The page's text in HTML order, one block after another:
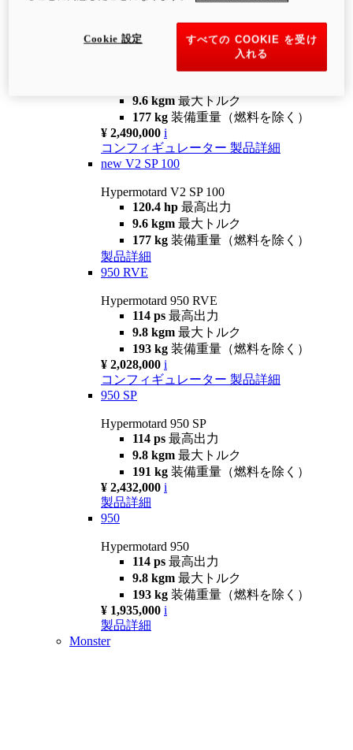
コンフィギュレーター 製品詳細
newV2 SP
Hypermotard V2 SP
9.6 kgm 最大トルク
177 kg 装備重量（燃料を除く）
¥ 2,490,000 i
コンフィギュレーター 製品詳細
new V2 SP 100
Hypermotard V2 SP 100
120.4 hp 最高出力
9.6 kgm 最大トルク
177 kg 装備重量（燃料を除く）
製品詳細
950 RVE
Hypermotard 950 RVE
114 ps 最高出力
9.8 kgm 最大トルク
193 kg 装備重量（燃料を除く）
¥ 2,028,000 i
コンフィギュレーター 製品詳細
950 SP
Hypermotard 950 SP
114 ps 最高出力
9.8 kgm 最大トルク
191 kg 装備重量（燃料を除く）
¥ 2,432,000 i
製品詳細
950
Hypermotard 950
114 ps 最高出力
9.8 kgm 最大トルク
193 kg 装備重量（燃料を除く）
¥ 1,935,000 i
製品詳細
Monster
すべての COOKIE を受け
入れる
Cookie 設定